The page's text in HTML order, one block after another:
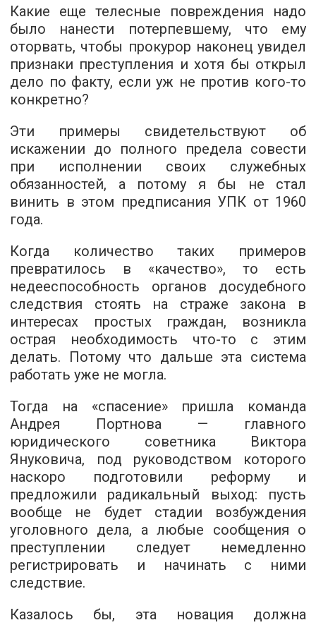
Какие еще телесные повреждения надо
было нанести потерпевшему, что ему
оторвать, чтобы прокурор наконец увидел
признаки преступления и хотя бы открыл
дело по факту, если уж не против кого-то
конкретно?
Эти примеры свидетельствуют об
искажении до полного предела совести
при исполнении своих служебных
обязанностей, а потому я бы не стал
винить в этом предписания УПК от 1960
года.
Когда количество таких примеров
превратилось в «качество», то есть
недееспособность органов досудебного
следствия стоять на страже закона в
интересах простых граждан, возникла
острая необходимость что-то с этим
делать. Потому что дальше эта система
работать уже не могла.
Тогда на «спасение» пришла команда
Андрея Портнова — главного
юридического советника Виктора
Януковича, под руководством которого
наскоро подготовили реформу и
предложили радикальный выход: пусть
вообще не будет стадии возбуждения
уголовного дела, а любые сообщения о
преступлении следует немедленно
регистрировать и начинать с ними
следствие.
Казалось бы, эта новация должна